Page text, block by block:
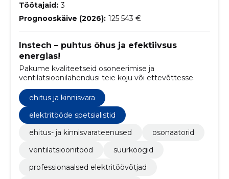
Töötajaid: 3
Prognooskäive (2026): 125 543 €
Instech – puhtus õhus ja efektiivsus
energias!
Pakume kvaliteetseid osoneerimise ja
ventilatsioonilahendusi teie koju või ettevõttesse.
ehitus ja kinnisvara
elektritööde spetsialistid
ehitus- ja kinnisvarateenused
osonaatorid
ventilatsioonitööd
suurköögid
professionaalsed elektritöövõtjad